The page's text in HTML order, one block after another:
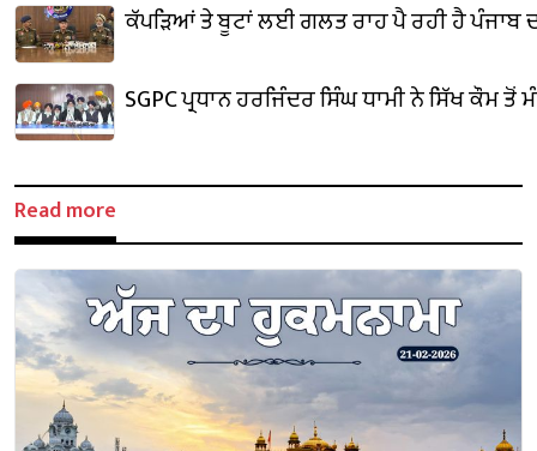
ਕੱਪੜਿਆਂ ਤੇ ਬੂਟਾਂ ਲਈ ਗਲਤ ਰਾਹ ਪੈ ਰਹੀ ਹੈ ਪੰਜਾਬ
SGPC ਪ੍ਰਧਾਨ ਹਰਜਿੰਦਰ ਸਿੰਘ ਧਾਮੀ ਨੇ ਸਿੱਖ ਕੌਮ
Read more